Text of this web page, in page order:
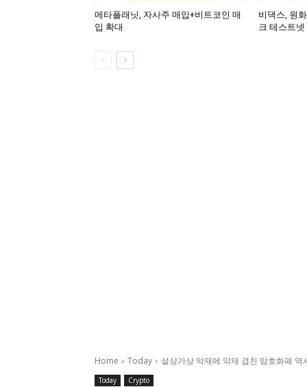
메타플래닛, 자사주 매입+비트코인 매
입 확대
비댁스, 원
크 테스트넷